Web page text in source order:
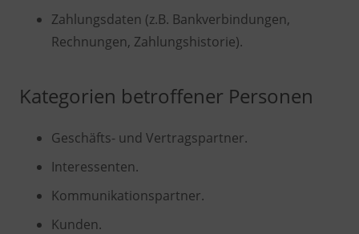
Zahlungsdaten (z.B. Bankverbindungen,
Rechnungen, Zahlungshistorie).
Kategorien betroffener Personen
Geschäfts- und Vertragspartner.
Interessenten.
Kommunikationspartner.
Kunden.